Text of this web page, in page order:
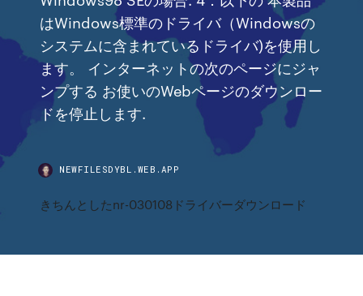
はWindows標準のドライバ（Windowsの
システムに含まれているドライバ)を使用し
ます。 インターネットの次のページにジャ
ンプする お使いのWebページのダウンロー
ドを停止します.
NEWFILESDYBL.WEB.APP
きちんとしたnr-030108ドライバーダウンロード